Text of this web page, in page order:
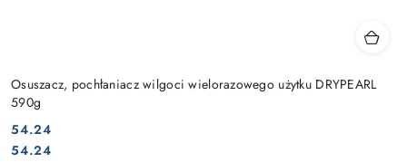
Osuszacz, pochłaniacz wilgoci wielorazowego użytku DRYPEARL
590g
Cena:
54.24
Cena:
54.24